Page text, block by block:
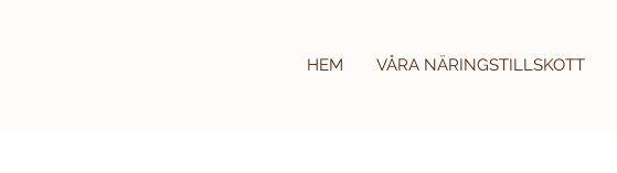
HEM VÅRA NÄRINGSTILLSKOTT